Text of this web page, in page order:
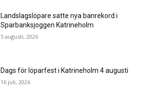
Landslagslöpare satte nya banrekord i
Sparbanksjoggen Katrineholm
5 augusti, 2026
Dags för löparfest i Katrineholm 4 augusti
16 juli, 2026